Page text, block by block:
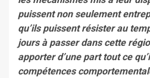
puissent non seulement
qu’ils puissent résister au
jours à passer dans cette
apporter d’une part tout ce
compétences